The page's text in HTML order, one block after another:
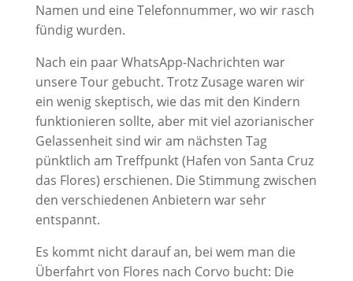
Namen und eine Telefonnummer, wo wir rasch
fündig wurden.
Nach ein paar WhatsApp-Nachrichten war
unsere Tour gebucht. Trotz Zusage waren wir
ein wenig skeptisch, wie das mit den Kindern
funktionieren sollte, aber mit viel azorianischer
Gelassenheit sind wir am nächsten Tag
pünktlich am Treffpunkt (Hafen von Santa Cruz
das Flores) erschienen. Die Stimmung zwischen
den verschiedenen Anbietern war sehr
entspannt.
Es kommt nicht darauf an, bei wem man die
Überfahrt von Flores nach Corvo bucht: Die